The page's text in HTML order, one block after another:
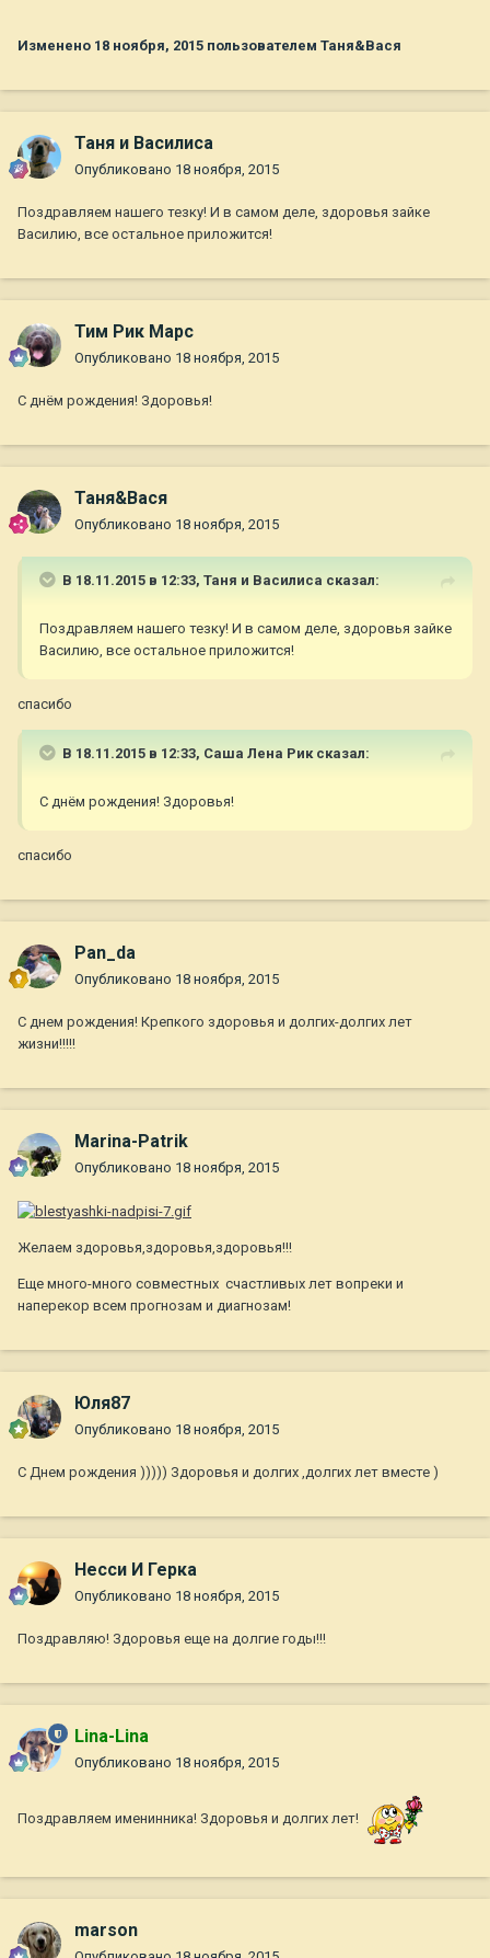
Изменено 18 ноября, 2015 пользователем Таня&Вася
Таня и Василиса
Опубликовано 18 ноября, 2015
Поздравляем нашего тезку! И в самом деле, здоровья зайке
Василию, все остальное приложится!
Тим Рик Марс
Опубликовано 18 ноября, 2015
С днём рождения! Здоровья!
Таня&Вася
Опубликовано 18 ноября, 2015
В 18.11.2015 в 12:33, Таня и Василиса сказал:
Поздравляем нашего тезку! И в самом деле, здоровья зайке
Василию, все остальное приложится!
спасибо
В 18.11.2015 в 12:33, Саша Лена Риксказал:
С днём рождения! Здоровья!
спасибо
Pan_da
Опубликовано 18 ноября, 2015
С днем рождения! Крепкого здоровья и долгих-долгих лет
жизни!!!!!
Marina-Patrik
Опубликовано 18 ноября, 2015
Желаем здоровья,здоровья,здоровья!!!
Еще много-много совместных счастливых лет вопреки и
наперекор всем прогнозам и диагнозам!
Юля87
Опубликовано 18 ноября, 2015
С Днем рождения ))))) Здоровья и долгих ,долгих лет вместе )
Несси И Герка
Опубликовано 18 ноября, 2015
Поздравляю! Здоровья еще на долгие годы!!!
Lina-Lina
Опубликовано 18 ноября, 2015
Поздравляем именинника! Здоровья и долгих лет!
marson